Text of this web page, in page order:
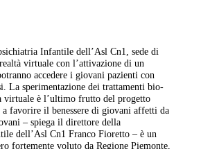
Infantile dell’Asl Cn1, sede di
virtuale con l’attivazione di un
accedere i giovani pazienti con
La sperimentazione dei trattamenti bio-
virtuale è l’ultimo frutto del progetto
favorire il benessere di giovani affetti da
– spiega il direttore della
dell’Asl Cn1 Franco Fioretto – è un
fortemente voluto da Regione Piemonte,